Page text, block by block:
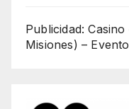
Publicidad:
Misiones) –